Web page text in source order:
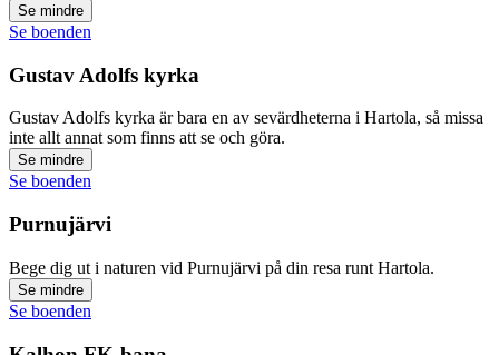
Se mindre
Se boenden
Gustav Adolfs kyrka
Gustav Adolfs kyrka är bara en av sevärdheterna i Hartola, så missa
inte allt annat som finns att se och göra.
Se mindre
Se boenden
Purnujärvi
Bege dig ut i naturen vid Purnujärvi på din resa runt Hartola.
Se mindre
Se boenden